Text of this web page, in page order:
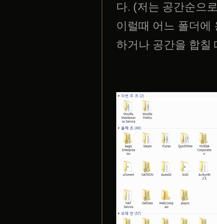
다. (저는 공간순으
이럴때 어느 폴더에
하거나 공간을 합칠